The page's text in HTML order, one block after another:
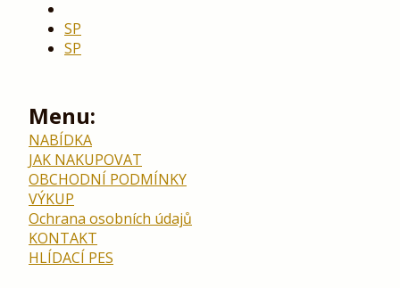
SP
SP
Menu:
NABÍDKA
JAK NAKUPOVAT
OBCHODNÍ PODMÍNKY
VÝKUP
Ochrana osobních údajů
KONTAKT
HLÍDACÍ PES